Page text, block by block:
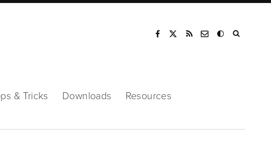
& Tricks Downloads Resources